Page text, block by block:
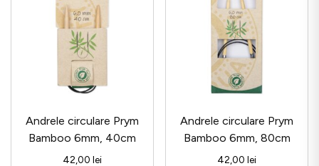
Andrele circulare Prym
Bamboo 6mm, 40cm
42,00 lei
Andrele circulare Prym
Bamboo 6mm, 80cm
42,00 lei